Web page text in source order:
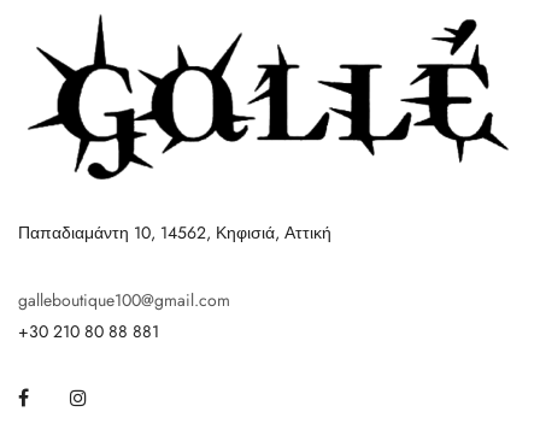
Παπαδιαμάντη 10, 14562, Κηφισιά, Αττική
galleboutique100@gmail.com
+30 210 80 88 881
Facebook